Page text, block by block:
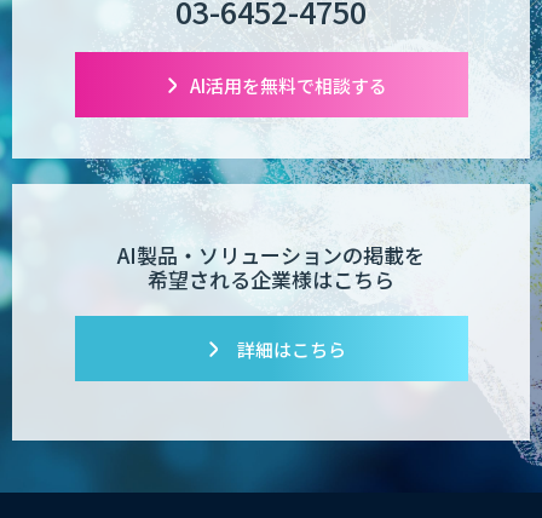
03-6452-4750
AI活用を無料で相談する
AI製品・ソリューションの掲載を
希望される企業様はこちら
詳細はこちら